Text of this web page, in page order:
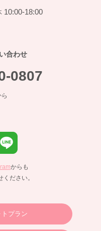
10:00-18:00
合わせ
0807
からも
ださい。
プラン